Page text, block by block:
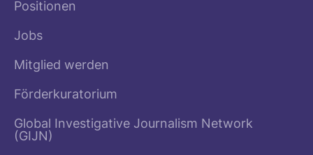
Positionen
Jobs
Mitglied werden
Förderkuratorium
Global Investigative Journalism Network
(GIJN)